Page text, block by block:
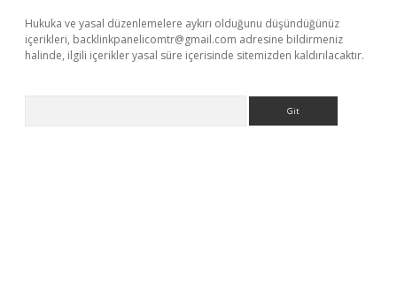
Hukuka ve yasal düzenlemelere aykırı olduğunu düşündüğünüz
içerikleri, backlinkpanelicomtr@gmail.com adresine bildirmeniz
halinde, ilgili içerikler yasal süre içerisinde sitemizden kaldırılacaktır.